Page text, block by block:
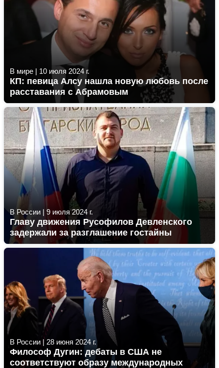
В мире | 10 июля 2024 г.
КП: певица Алсу нашла новую любовь после
расставания с Абрамовым
В России | 9 июля 2024 г.
Главу движения Русофилов Девленского
задержали за разглашение гостайны
В России | 28 июня 2024 г.
Философ Дугин: дебаты в США не
соответствуют образу международных